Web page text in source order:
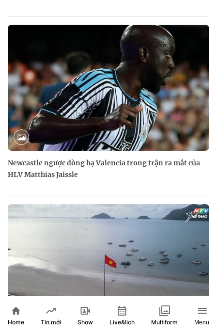
Newcastle ngược dòng hạ Valencia trong trận ra mắt của
HLV Matthias Jaissle
Home Tin mới Show Live&lịch Multiform Menu